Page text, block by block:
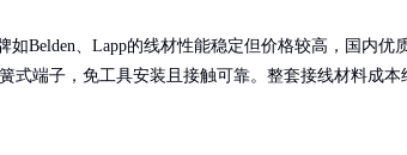
如Belden、Lapp的线材性能稳定但价格较高，国内
式端子，免工具安装且接触可靠。整套接线材料成本